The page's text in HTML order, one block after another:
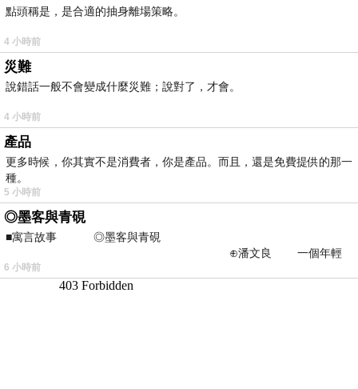
點頭稱是，是合適的抽身離場策略。
4 小時前
災難
說錯話一般不會變成什麼災難；說對了，才會。
4 小時前
產品
更多時候，你其實不是消費者，你是產品。而且，還是免費提供的那一
種。
5 小時前
◎墨客與青硯
■寓言故事 ◎墨客與青硯
⊕潘文良 一個年輕
的墨客，在京城的古玩肆裡
6 小時前